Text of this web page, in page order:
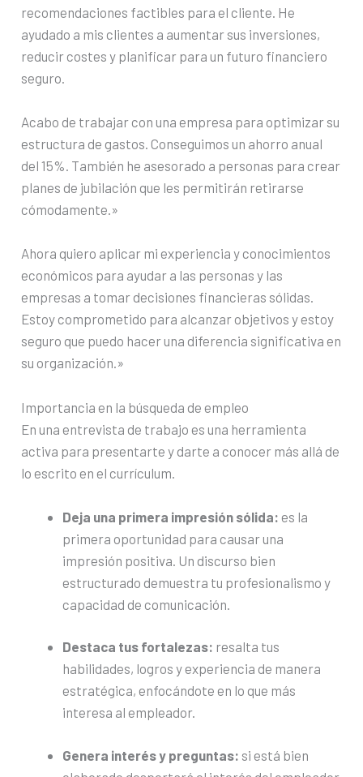
recomendaciones factibles para el cliente. He
ayudado a mis clientes a aumentar sus inversiones,
reducir costes y planificar para un futuro financiero
seguro.
Acabo de trabajar con una empresa para optimizar su
estructura de gastos. Conseguimos un ahorro anual
del 15%. También he asesorado a personas para crear
planes de jubilación que les permitirán retirarse
cómodamente.»
Ahora quiero aplicar mi experiencia y conocimientos
económicos para ayudar a las personas y las
empresas a tomar decisiones financieras sólidas.
Estoy comprometido para alcanzar objetivos y estoy
seguro que puedo hacer una diferencia significativa en
su organización.»
Importancia en la búsqueda de empleo
En una entrevista de trabajo es una herramienta
activa para presentarte y darte a conocer más allá de
lo escrito en el currículum.
Deja una primera impresión sólida: es la
primera oportunidad para causar una
impresión positiva. Un discurso bien
estructurado demuestra tu profesionalismo y
capacidad de comunicación.
Destaca tus fortalezas: resalta tus
habilidades, logros y experiencia de manera
estratégica, enfocándote en lo que más
interesa al empleador.
Genera interés y preguntas: si está bien